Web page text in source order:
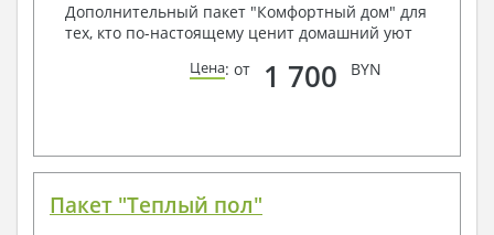
Дополнительный пакет "Комфортный дом" для
тех, кто по-настоящему ценит домашний уют
Цена: от 1 700 BYN
Пакет "Теплый пол"